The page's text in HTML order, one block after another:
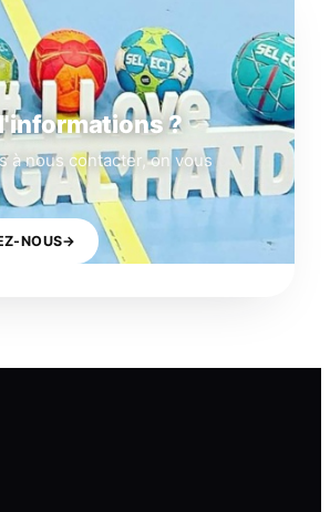
?
à nous contacter, on vous
NOUS→